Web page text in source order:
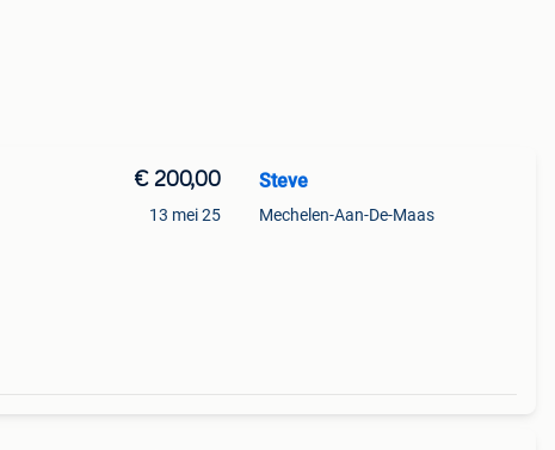
€ 200,00
13 mei 25
Steve
Mechelen-Aan-De-Maas